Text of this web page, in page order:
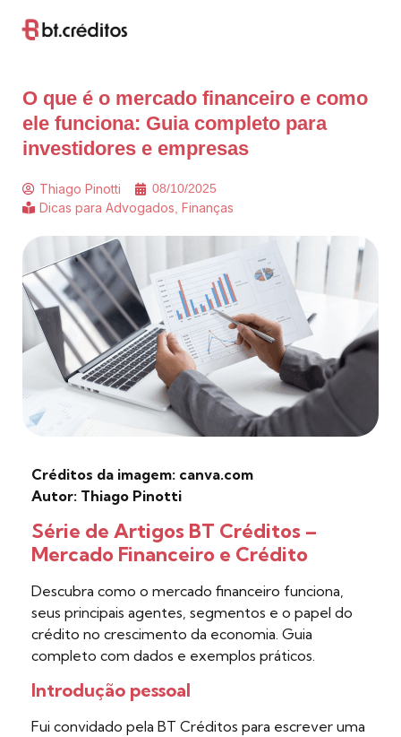
O que é o mercado financeiro e como
ele funciona: Guia completo para
investidores e empresas
Thiago Pinotti 08/10/2025
Dicas para Advogados Finanças
Créditos da imagem: canva.com
Autor: Thiago Pinotti
Série de Artigos BT Créditos –
Mercado Financeiro e Crédito
Descubra como o mercado financeiro funciona,
seus principais agentes, segmentos e o papel do
crédito no crescimento da economia. Guia
completo com dados e exemplos práticos.
Introdução pessoal
Fui convidado pela BT Créditos para escrever uma